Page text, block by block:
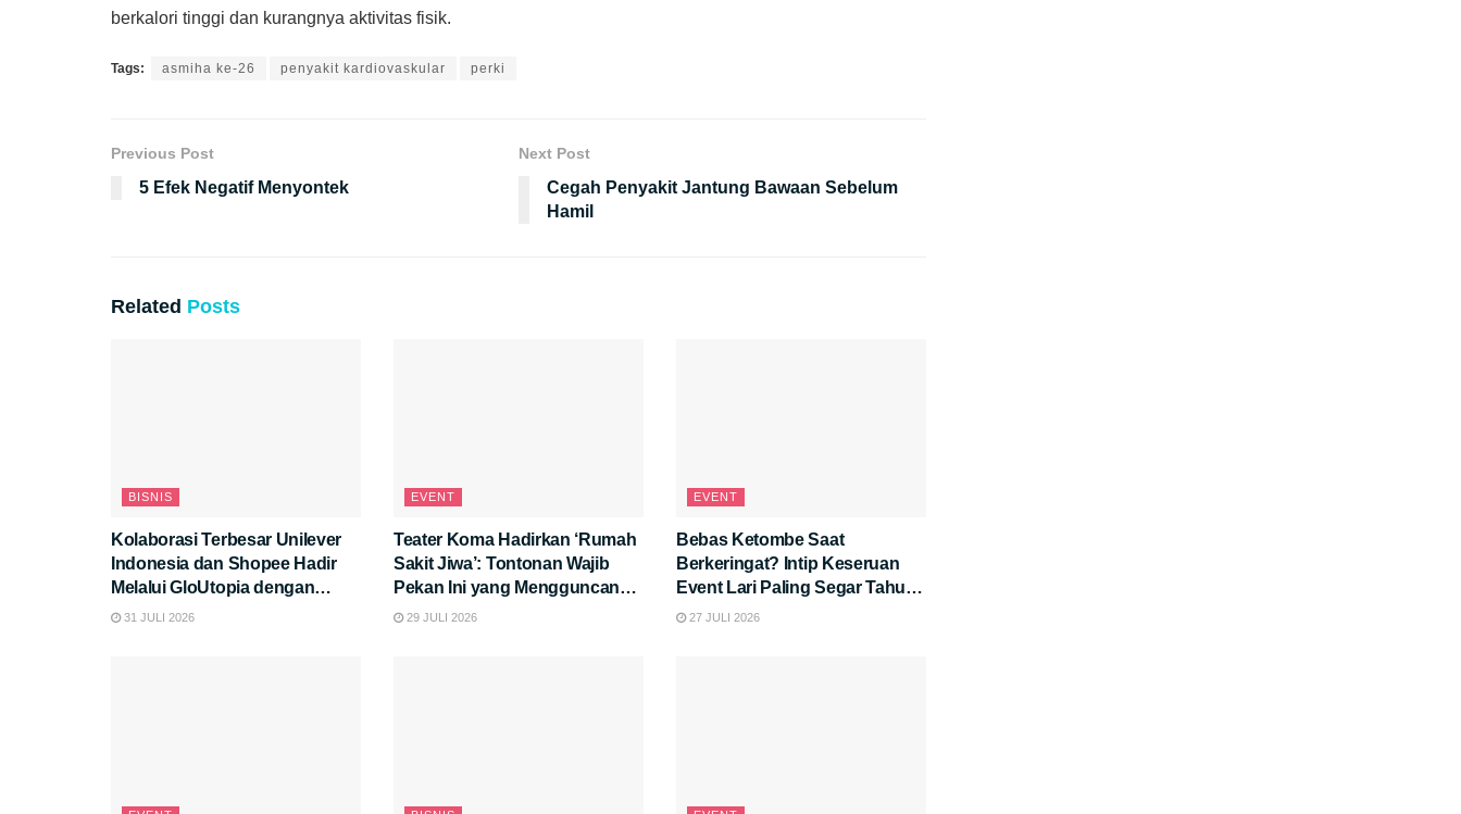
berkalori tinggi dan kurangnya aktivitas fisik.
Tags: asmiha ke-26 penyakit kardiovaskular perki
Previous Post
5 Efek Negatif Menyontek
Next Post
Cegah Penyakit Jantung Bawaan Sebelum
Hamil
Related Posts
BISNIS
Kolaborasi Terbesar Unilever
Indonesia dan Shopee Hadir
Melalui GloUtopia dengan
Promo dan Peluncuran Produk
31 JULI 2026
EVENT
Teater Koma Hadirkan ‘Rumah
Sakit Jiwa’: Tontonan Wajib
Pekan Ini yang Mengguncang
Pikiran!
29 JULI 2026
EVENT
Bebas Ketombe Saat
Berkeringat? Intip Keseruan
Event Lari Paling Segar Tahun
Ini!27 JULI 2026